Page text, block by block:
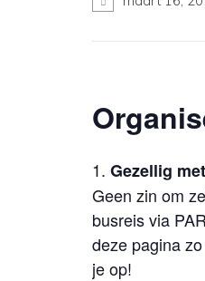
Gezellig
Geen zin om
busreis via
deze pagina
je op!